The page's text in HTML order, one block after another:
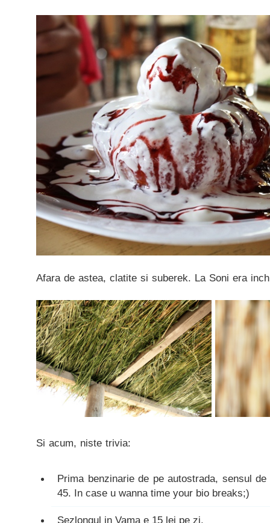
Afara de astea, clatite si suberek. La Soni era
Si acum, niste trivia:
Prima benzinarie de pe autostrada, sensul
45. In case u wanna time your bio breaks;)
Sezlongul in Vama e 15 lei pe zi.